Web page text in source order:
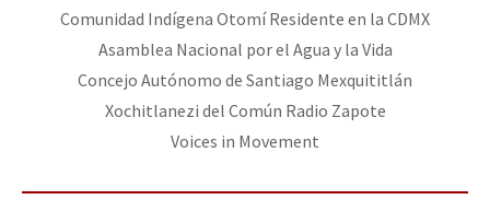
Comunidad Indígena Otomí Residente en la CDMX
Asamblea Nacional por el Agua y la Vida
Concejo Autónomo de Santiago Mexquititlán
Xochitlanezi del Común Radio Zapote
Voices in Movement